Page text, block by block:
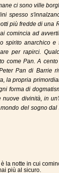
ci sono ville
spesso
più fredde di una
comincia ad
spirito anarchico e
per rapirci.
come Pan. A
Pan di Barrie
la propria
forma di
divinità, in
del sogno
la notte in cui
più al sicuro.